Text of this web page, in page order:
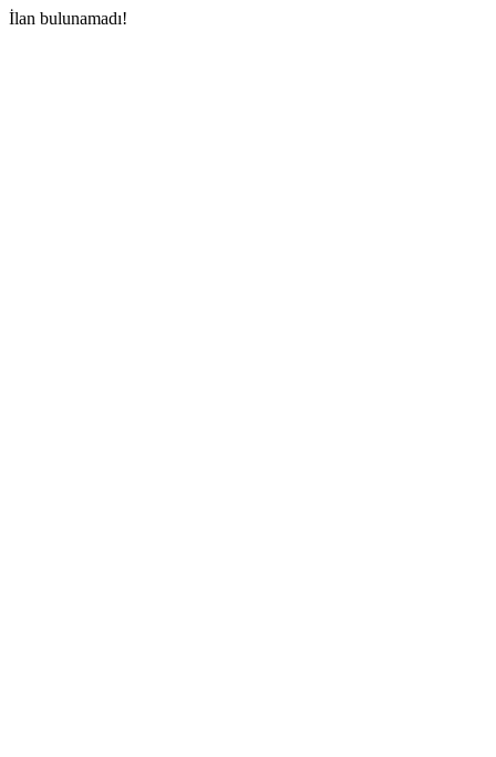
İlan bulunamadı!